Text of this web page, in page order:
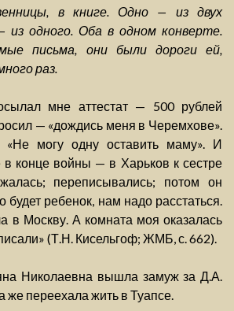
в книге. Одно — из двух
из одного. Оба в одном конверте.
письма, они были дороги ей,
раз.
мне аттестат — 500 рублей
— «дождись меня в Черемхове».
могу одну оставить маму». И
конце войны — в Харьков к сестре
переписывались; потом он
будет ребенок, нам надо расстаться.
в Москву. А комната моя оказалась
(Т.Н. Кисельгоф; ЖМБ, с. 662).
Николаевна вышла замуж за Д.А.
же переехала жить в Туапсе.